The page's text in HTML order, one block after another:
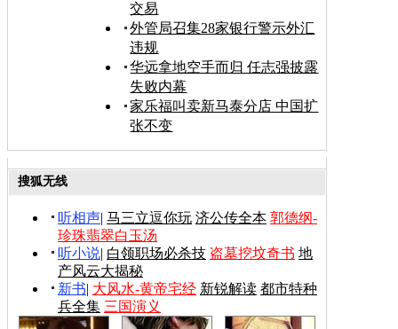
交易
外管局召集28家银行警示外汇
违规
华远拿地空手而归 任志强披露
失败内幕
家乐福叫卖新马泰分店 中国扩
张不变
搜狐无线
听相声| 马三立逗你玩 济公传全本 郭德纲-
珍珠翡翠白玉汤
听小说| 白领职场必杀技 盗墓挖坟奇书 地
产风云大揭秘
新书| 大风水-黄帝宅经 新锐解读 都市特种
兵全集 三国演义